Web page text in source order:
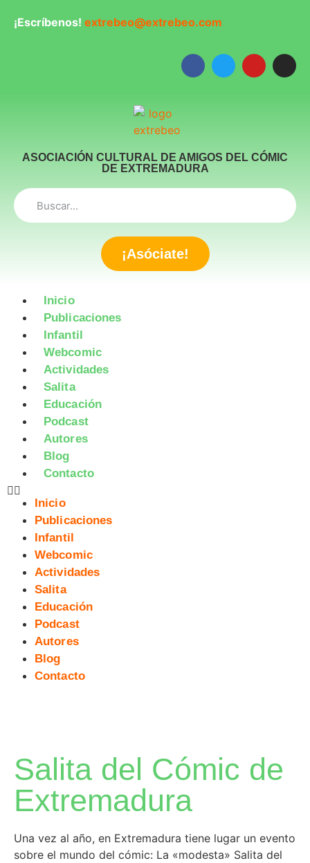
¡Escríbenos! extrebeo@extrebeo.com
ASOCIACIÓN CULTURAL DE AMIGOS DEL CÓMIC
DE EXTREMADURA
¡Asóciate!
Inicio
Publicaciones
Infantil
Webcomic
Actividades
Salita
Educación
Podcast
Autores
Blog
Contacto
Inicio
Publicaciones
Infantil
Webcomic
Actividades
Salita
Educación
Podcast
Autores
Blog
Contacto
Salita del Cómic de
Extremadura
Una vez al año, en Extremadura tiene lugar un evento
sobre el mundo del cómic: La «modesta» Salita del